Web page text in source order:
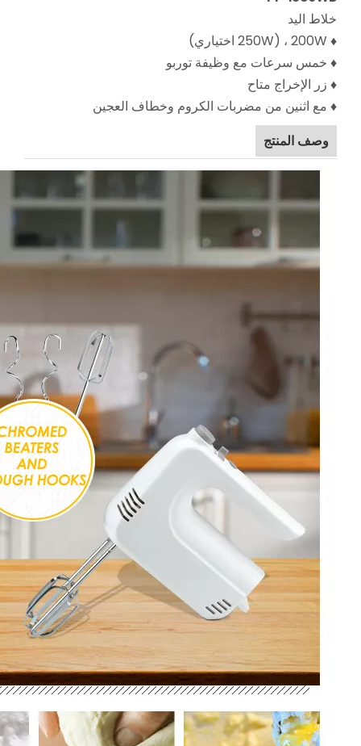
خلاط اليد
♦ 200W ، (250W اختياري)
♦ خمس سرعات مع وظيفة توربو
♦ زر الإخراج متاح
♦ مع اثنين من مضربات الكروم وخطاف العجين
وصف المنتج